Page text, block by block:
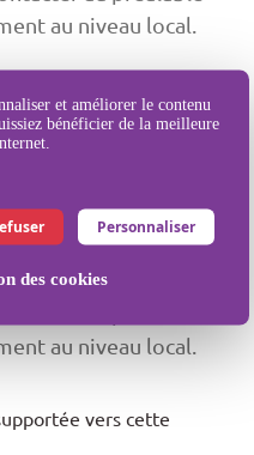
et améliorer le contenu
bénéficier de la meilleure
Personnaliser
des cookies
au niveau local.
des envois vers cette
au préalable
au niveau local.
Sweden)(24015)
des envois vers cette
au niveau local.
vers cette